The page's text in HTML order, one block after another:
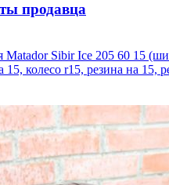
продавца
Sibir Ice 205 60 15
15, колесо r15, резина на 15,